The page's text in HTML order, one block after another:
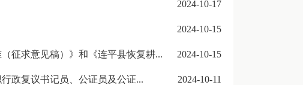
2024-10-17
2024-10-15
征求意见稿）》和《连平县恢复耕... 2024-10-15
政复议书记员、公证员及公证... 2024-10-11